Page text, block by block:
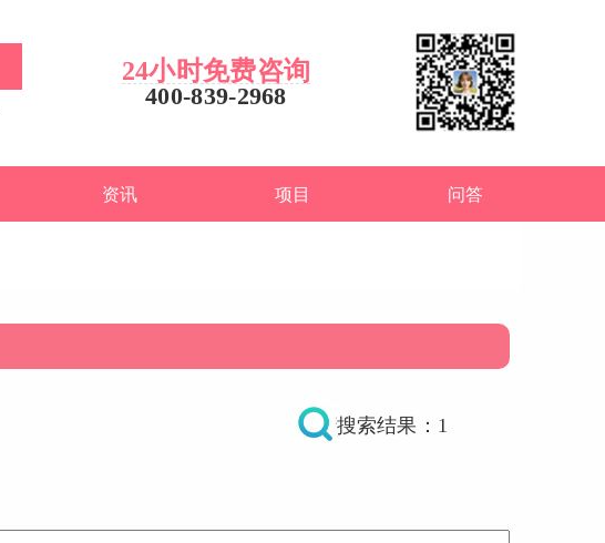
24小时免费咨询
400-839-2968
资讯 项目 问答
搜索结果：1